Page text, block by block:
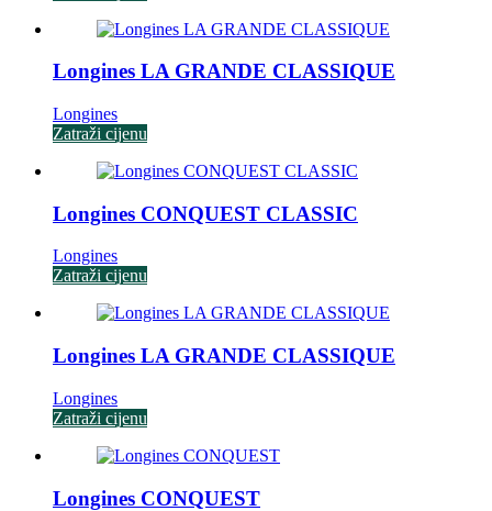
Longines LA GRANDE CLASSIQUE
Longines
Zatraži cijenu
Longines CONQUEST CLASSIC
Longines
Zatraži cijenu
Longines LA GRANDE CLASSIQUE
Longines
Zatraži cijenu
Longines CONQUEST